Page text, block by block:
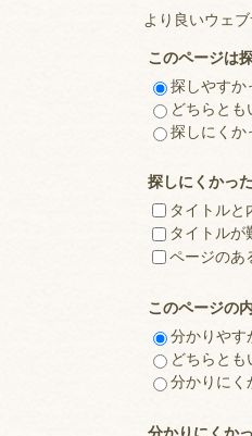
より良いウェ
このページは
探しやすか
どちらとも
探しにくか
探しにくかっ
タイトルと
タイトルが
ページのあ
このページの
分かりやす
どちらとも
分かりにく
分かりにくか